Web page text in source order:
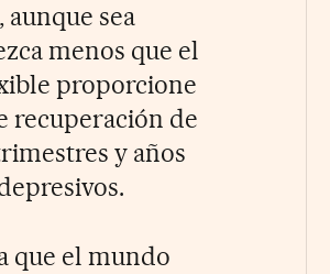
sea
menos que el
proporcione
recuperación de
y años
que el mundo